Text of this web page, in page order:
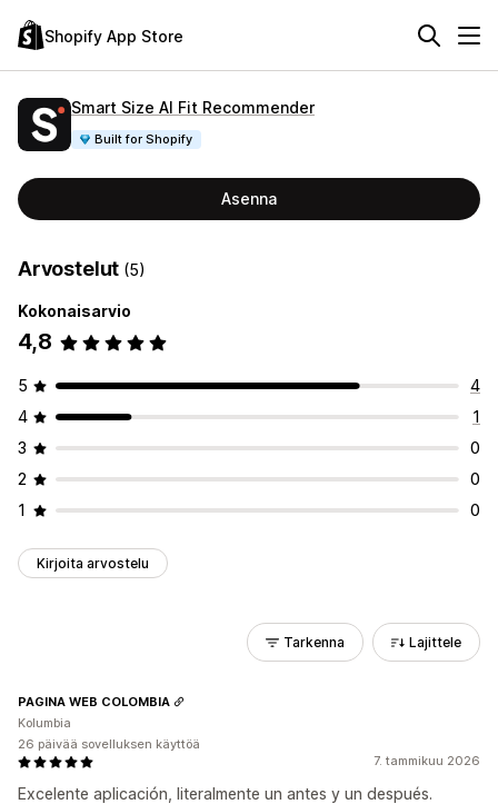
Shopify App Store
Smart Size AI Fit Recommender
Built for Shopify
Asenna
Arvostelut (5)
Kokonaisarvio
4,8
5
4
4
1
3
0
2
0
1
0
Kirjoita arvostelu
Tarkenna Lajittele
7. tammikuu 2026
Excelente aplicación, literalmente un antes y un después.
PAGINA WEB COLOMBIA
Kolumbia
26 päivää sovelluksen käyttöä